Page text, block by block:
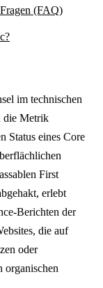
(FAQ)
im technischen
die Metrik
Status eines Core
First
erlebt
Berichten der
die auf
oder
organischen